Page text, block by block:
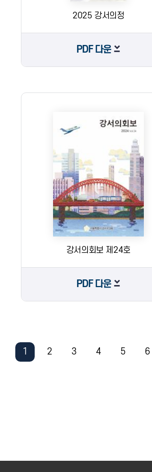
2025 강서의정
PDF 다운
강서의회보 제24호
PDF 다운
1 2 3 4 5 6